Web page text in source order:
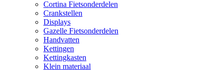
Cortina Fietsonderdelen
Crankstellen
Displays
Gazelle Fietsonderdelen
Handvatten
Kettingen
Kettingkasten
Klein materiaal